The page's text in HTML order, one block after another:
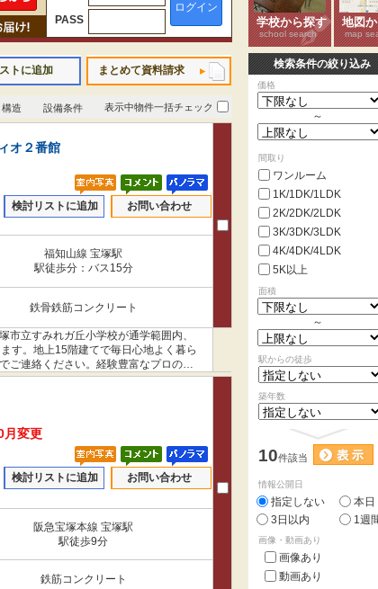
ログイン
PASS
トに追加 まとめて資料請求
構造 設備条件 表示中物件一括チェック
オ２番館
検討リストに追加 お問い合わせ
福知山線 宝塚駅
駅徒歩分：バス15分
鉄骨鉄筋コンクリート
立すみれガ丘小学校が通学範囲内、
す。地上15階建てで毎日心地よく暮ら
ご連絡ください。経験豊富なプロのス
変更
検討リストに追加 お問い合わせ
阪急宝塚本線 宝塚駅
駅徒歩9分
鉄筋コンクリート
学校から探す
school search
地図
map
検索条件の絞り込み
価格
～
間取り
ワンルーム
1K/1DK/1LDK
2K/2DK/2LDK
3K/3DK/3LDK
4K/4DK/4LDK
5K以上
面積
～
駅からの徒歩
築年数
10件該当
情報公開日
指定しない
本日
3日以内
1週
画像・動画あり
画像あり
動画あり